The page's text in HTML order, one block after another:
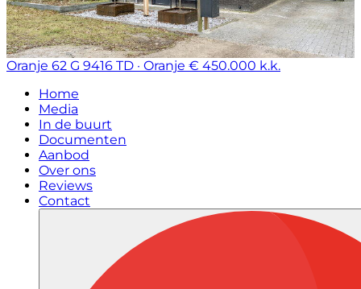
Oranje 62 G 9416 TD · Oranje € 450.000 k.k.
Home
Media
In de buurt
Documenten
Aanbod
Over ons
Reviews
Contact